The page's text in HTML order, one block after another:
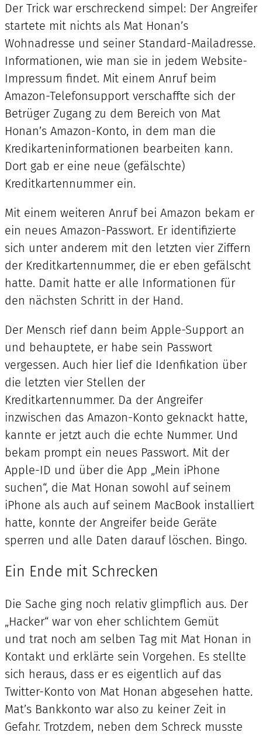
Der Trick war erschreckend simpel: Der Angreifer
startete mit nichts als Mat Honan’s
Wohnadresse und seiner Standard-Mailadresse.
Informationen, wie man sie in jedem Website-
Impressum findet. Mit einem Anruf beim
Amazon-Telefonsupport verschaffte sich der
Betrüger Zugang zu dem Bereich von Mat
Honan’s Amazon-Konto, in dem man die
Kredikarteninformationen bearbeiten kann.
Dort gab er eine neue (gefälschte)
Kreditkartennummer ein.
Mit einem weiteren Anruf bei Amazon bekam er
ein neues Amazon-Passwort. Er identifizierte
sich unter anderem mit den letzten vier Ziffern
der Kreditkartennummer, die er eben gefälscht
hatte. Damit hatte er alle Informationen für
den nächsten Schritt in der Hand.
Der Mensch rief dann beim Apple-Support an
und behauptete, er habe sein Passwort
vergessen. Auch hier lief die Idenfikation über
die letzten vier Stellen der
Kreditkartennummer. Da der Angreifer
inzwischen das Amazon-Konto geknackt hatte,
kannte er jetzt auch die echte Nummer. Und
bekam prompt ein neues Passwort. Mit der
Apple-ID und über die App „Mein iPhone
suchen“, die Mat Honan sowohl auf seinem
iPhone als auch auf seinem MacBook installiert
hatte, konnte der Angreifer beide Geräte
sperren und alle Daten darauf löschen. Bingo.
Ein Ende mit Schrecken
Die Sache ging noch relativ glimpflich aus. Der
„Hacker“ war von eher schlichtem Gemüt
und trat noch am selben Tag mit Mat Honan in
Kontakt und erklärte sein Vorgehen. Es stellte
sich heraus, dass er es eigentlich auf das
Twitter-Konto von Mat Honan abgesehen hatte.
Mat’s Bankkonto war also zu keiner Zeit in
Gefahr. Trotzdem, neben dem Schreck musste